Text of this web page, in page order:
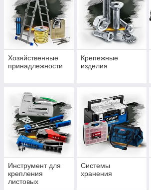
Хозяйственные
принадлежности
Крепежные
изделия
Инструмент для
крепления
листовых
Системы
хранения